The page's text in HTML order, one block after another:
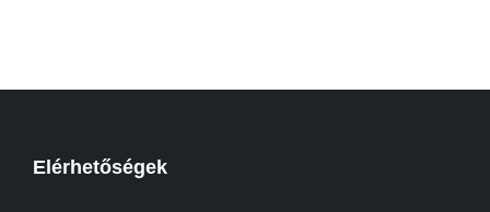
Elérhetőségek